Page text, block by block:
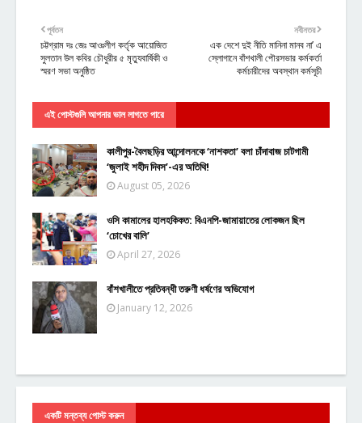
নবীনতর
এক দেশে দুই নীতি মানিনা মানব না’ এ
স্লোগানে বাঁশখালী পৌরসভার কর্মকর্তা
কর্মচারীদের অবস্থান কর্মসূচী
পূর্বতন
চট্টগ্রাম দঃ জেঃ আওঃলীগ কর্তৃক আয়োজিত
সুলতান উল কবির চৌধুরীর ৫ মৃত্যুবার্ষিকী ও
স্মরণ সভা অনুষ্ঠিত
এই পোস্টগুলি আপনার ভাল লাগতে পারে
কালীপুর-বৈলছড়ির আন্দোলনকে ‘নাশকতা’ বলা চাঁদাবাজ চাটগামী
‘জুলাই শহীদ দিবস’-এর অতিথি!
August 05, 2026
ওসি কামালের হালহকিকত: বিএনপি-জামায়াতের লোকজন ছিল
‘চোখের বালি’
April 27, 2026
বাঁশখালীতে প্রতিবন্ধী তরুণী ধর্ষণের অভিযোগ
January 12, 2026
একটি মন্তব্য পোস্ট করুন